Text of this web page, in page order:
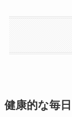
健康的な毎